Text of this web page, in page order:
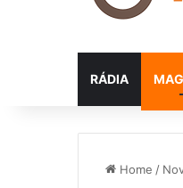
RÁDIA
Home /